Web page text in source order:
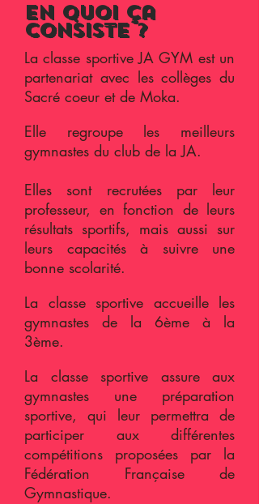
En quoi ça
consiste ?
La classe sportive JA GYM est un
partenariat avec les collèges du
Sacré coeur et de Moka.
Elle regroupe les meilleurs
gymnastes du club de la JA.
Elles sont recrutées par leur
professeur, en fonction de leurs
résultats sportifs, mais aussi sur
leurs capacités à suivre une
bonne scolarité.
La classe sportive accueille les
gymnastes de la 6ème à la
3ème.
La classe sportive assure aux
gymnastes une préparation
sportive, qui leur permettra de
participer aux différentes
compétitions proposées par la
Fédération Française de
Gymnastique.